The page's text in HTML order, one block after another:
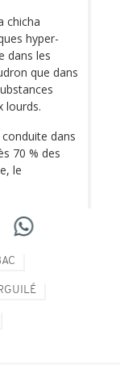
chicha
hyper-
dans les
que dans
lourds.
dans
70 % des
le